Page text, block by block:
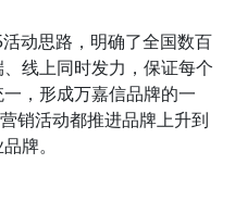
动思路，明确了全国数百
线上同时发力，保证每个
，形成万嘉信品牌的一
销活动都推进品牌上升到
牌。